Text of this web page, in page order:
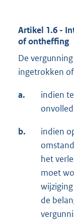
Artikel 1.6 -
of ontheffing
De
ingetrokken
a.
indien
b.
indien
het
moet
de